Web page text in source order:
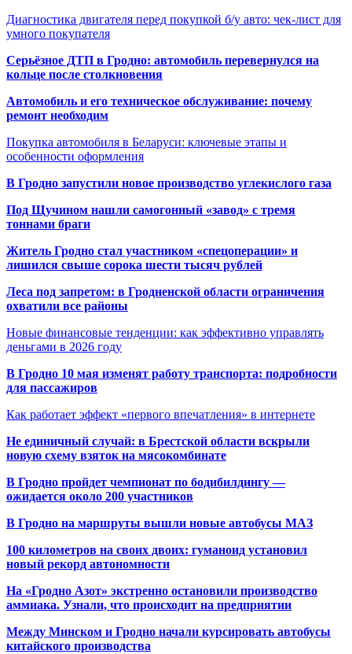
Диагностика двигателя перед покупкой б/у авто: чек-лист для
умного покупателя
Серьёзное ДТП в Гродно: автомобиль перевернулся на
кольце после столкновения
Автомобиль и его техническое обслуживание: почему
ремонт необходим
Покупка автомобиля в Беларуси: ключевые этапы и
особенности оформления
В Гродно запустили новое производство углекислого газа
Под Щучином нашли самогонный «завод» с тремя
тоннами браги
Житель Гродно стал участником «спецоперации» и
лишился свыше сорока шести тысяч рублей
Леса под запретом: в Гродненской области ограничения
охватили все районы
Новые финансовые тенденции: как эффективно управлять
деньгами в 2026 году
В Гродно 10 мая изменят работу транспорта: подробности
для пассажиров
Как работает эффект «первого впечатления» в интернете
Не единичный случай: в Брестской области вскрыли
новую схему взяток на мясокомбинате
В Гродно пройдет чемпионат по бодибилдингу —
ожидается около 200 участников
В Гродно на маршруты вышли новые автобусы МАЗ
100 километров на своих двоих: гуманоид установил
новый рекорд автономности
На «Гродно Азот» экстренно остановили производство
аммиака. Узнали, что происходит на предприятии
Между Минском и Гродно начали курсировать автобусы
китайского производства